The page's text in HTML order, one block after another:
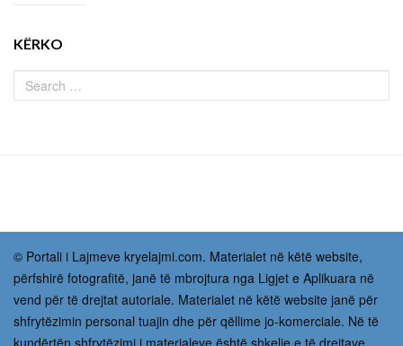
KËRKO
© Portali i Lajmeve kryelajmi.com. Materialet në këtë website,
përfshirë fotografitë, janë të mbrojtura nga Ligjet e Aplikuara në
vend për të drejtat autoriale. Materialet në këtë website janë për
shfrytëzimin personal tuajin dhe për qëllime jo-komerciale. Në të